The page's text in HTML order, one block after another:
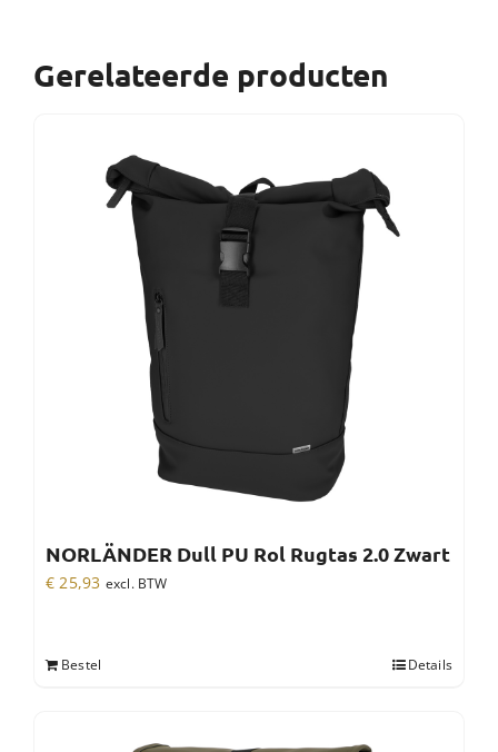
Gerelateerde producten
NORLÄNDER Dull PU Rol Rugtas 2.0 Zwart
€ 25,93 excl. BTW
Bestel Details